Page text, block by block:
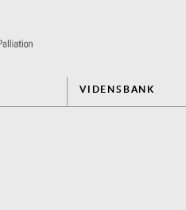
VIDENSBANK